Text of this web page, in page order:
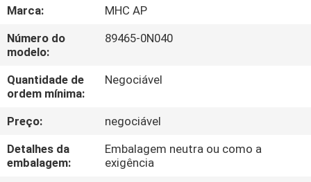
EXCURSÃO
DA
FÁBRICA
CONTROLE
DA
QUALIDADE
Marca:
MHC AP
Número do
modelo:
89465-0N040
Quantidade de
ordem mínima:
Negociável
Preço:
negociável
Detalhes da
embalagem:
Embalagem neutra ou como a
exigência